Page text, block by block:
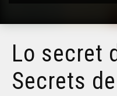
La Vavetz las
La maison
Lo secret
Secrets